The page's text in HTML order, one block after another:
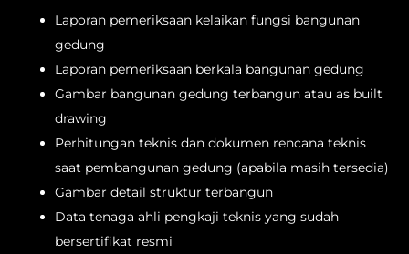
Laporan pemeriksaan kelaikan fungsi bangunan
gedung
Laporan pemeriksaan berkala bangunan gedung
Gambar bangunan gedung terbangun atau as built
drawing
Perhitungan teknis dan dokumen rencana teknis
saat pembangunan gedung (apabila masih tersedia)
Gambar detail struktur terbangun
Data tenaga ahli pengkaji teknis yang sudah
bersertifikat resmi